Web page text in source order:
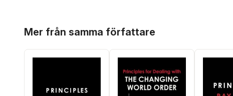
Mer från samma författare